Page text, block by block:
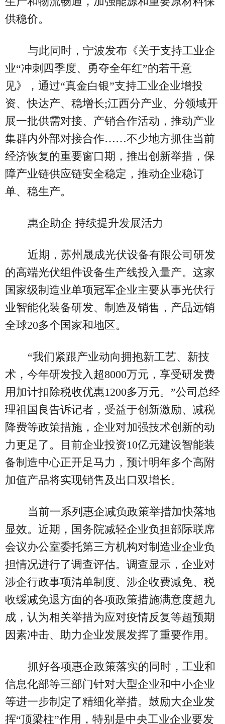
供稳价。
与此同时，宁波发布《关于支持工业企
业“冲刺四季度、勇夺全年红”的若干意
见》，通过“真金白银”支持工业企业增投
资、快达产、稳增长;江西分产业、分领域开
展一批供需对接、产销合作活动，推动产业
集群内外部对接合作……不少地方抓住当前
经济恢复的重要窗口期，推出创新举措，保
障产业链供应链安全稳定，推动企业稳订
单、稳生产。
惠企助企 持续提升发展活力
近期，苏州晟成光伏设备有限公司研发
的高端光伏组件设备生产线投入量产。这家
国家级制造业单项冠军企业主要从事光伏行
业智能化装备研发、制造及销售，产品远销
全球20多个国家和地区。
“我们紧跟产业动向拥抱新工艺、新技
术，今年研发投入超8000万元，享受研发费
用加计扣除税收优惠1200多万元。”公司总经
理祖国良告诉记者，受益于创新激励、减税
降费等政策措施，企业对加强技术创新的动
力更足了。目前企业投资10亿元建设智能装
备制造中心正开足马力，预计明年多个高附
加值产品将实现销售及出口双增长。
当前一系列惠企减负政策举措加快落地
显效。近期，国务院减轻企业负担部际联席
会议办公室委托第三方机构对制造业企业负
担情况进行了调查评估。调查显示，企业对
涉企行政事项清单制度、涉企收费减免、税
收缓减免退方面的各项政策措施满意度超九
成，认为相关举措为应对疫情反复等超预期
因素冲击、助力企业发展发挥了重要作用。
抓好各项惠企政策落实的同时，工业和
信息化部等三部门针对大型企业和中小企业
等进一步制定了精细化举措。鼓励大企业发
挥“顶梁柱”作用，特别是中央工业企业要发